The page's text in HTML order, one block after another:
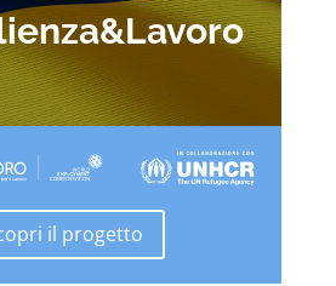
il progetto